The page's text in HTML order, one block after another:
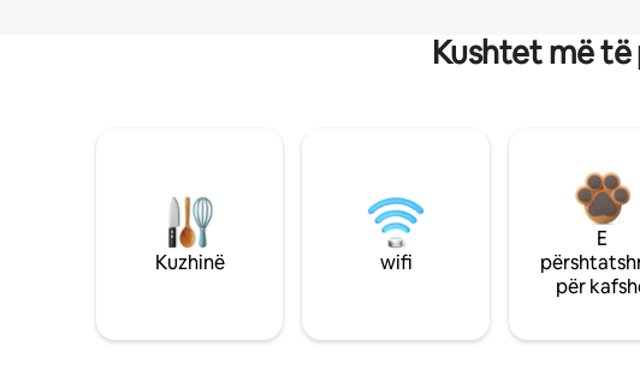
Kushtet më
Kuzhinë wifi
E
për